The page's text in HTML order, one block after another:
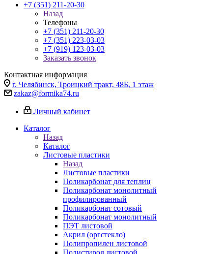
+7 (351) 211-20-30
Назад
Телефоны
+7 (351) 211-20-30
+7 (351) 223-03-03
+7 (919) 123-03-03
Заказать звонок
Контактная информация
г. Челябинск, Троицкий тракт, 48Б, 1 этаж
zakaz@formika74.ru
Личный кабинет
Каталог
Назад
Каталог
Листовые пластики
Назад
Листовые пластики
Поликарбонат для теплиц
Поликарбонат монолитный
профилированный
Поликарбонат сотовый
Поликарбонат монолитный
ПЭТ листовой
Акрил (оргстекло)
Полипропилен листовой
Полистирол листовой